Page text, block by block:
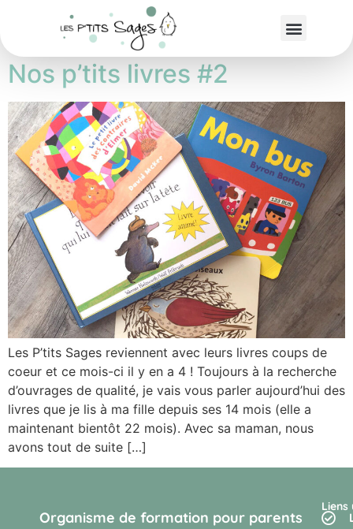
Jour :17 août 2016
Nos p’tits livres #2
Les P’tits Sages reviennent avec leurs livres coups de
coeur et ce mois-ci il y en a 4 ! Toujours à la recherche
d’ouvrages de qualité, je vais vous parler aujourd’hui des
livres que je lis à ma fille depuis ses 14 mois (elle a
maintenant bientôt 22 mois). Avec sa maman, nous
avons tout de suite […]
Organisme de formation pour parents
Liens